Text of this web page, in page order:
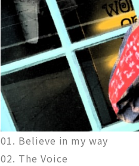
01. Believe in my way
02. The Voice